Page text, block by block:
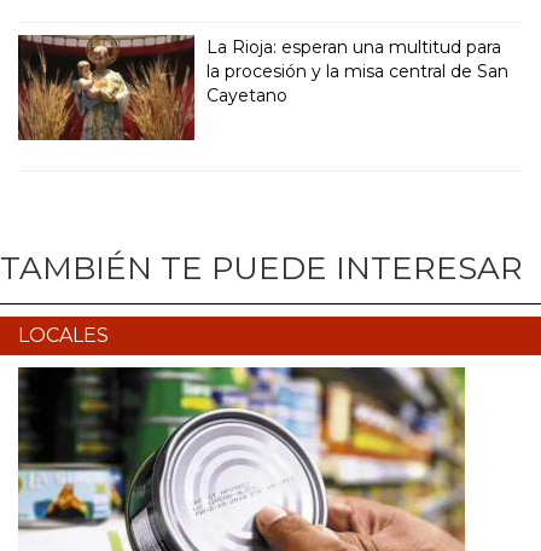
La Rioja: esperan una multitud para
la procesión y la misa central de San
Cayetano
TAMBIÉN TE PUEDE INTERESAR
LOCALES